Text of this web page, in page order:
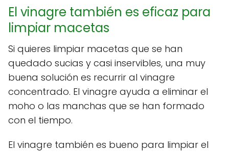
El vinagre también es eficaz para
limpiar macetas
Si quieres limpiar macetas que se han
quedado sucias y casi inservibles, una muy
buena solución es recurrir al vinagre
concentrado. El vinagre ayuda a eliminar el
moho o las manchas que se han formado
con el tiempo.
El vinagre también es bueno para limpiar el